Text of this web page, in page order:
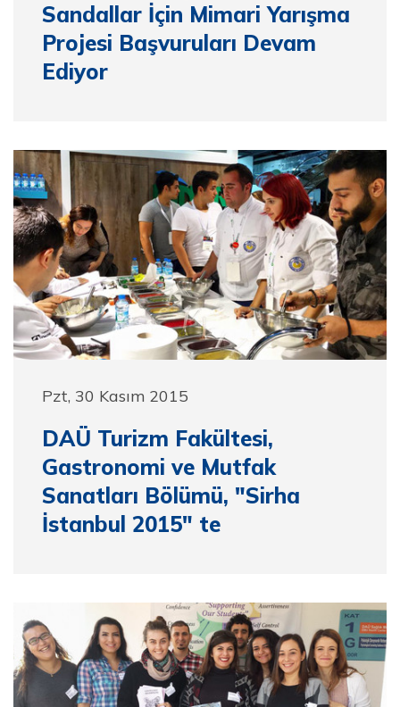
Sandallar İçin Mimari Yarışma
Projesi Başvuruları Devam
Ediyor
Pzt, 30 Kasım 2015
DAÜ Turizm Fakültesi,
Gastronomi ve Mutfak
Sanatları Bölümü, "Sirha
İstanbul 2015" te